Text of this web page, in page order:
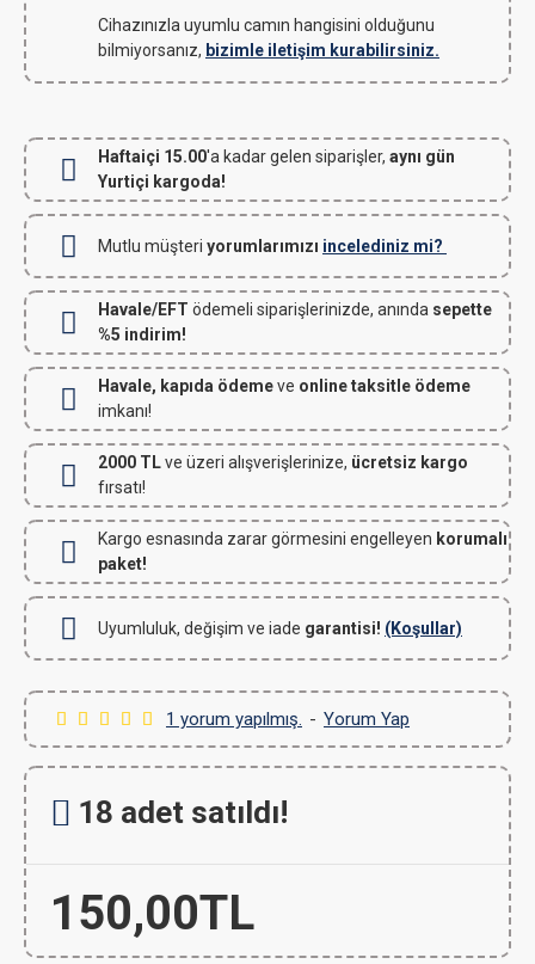
Cihazınızla uyumlu camın hangisini olduğunu
bilmiyorsanız, bizimle iletişim kurabilirsiniz.
Haftaiçi 15.00'a kadar gelen siparişler, aynı gün
Yurtiçi kargoda!
Mutlu müşteri yorumlarımızı incelediniz mi?
Havale/EFT ödemeli siparişlerinizde, anında sepette
%5 indirim!
Havale, kapıda ödemeve online taksitle ödeme
imkanı!
2000 TLve üzeri alışverişlerinize, ücretsiz kargo
fırsatı!
Kargo esnasında zarar görmesini engelleyen korumalı
paket!
Uyumluluk, değişim ve iade garantisi! (Koşullar)
1 yorum yapılmış. - Yorum Yap
150,00TL
18 adet satıldı!